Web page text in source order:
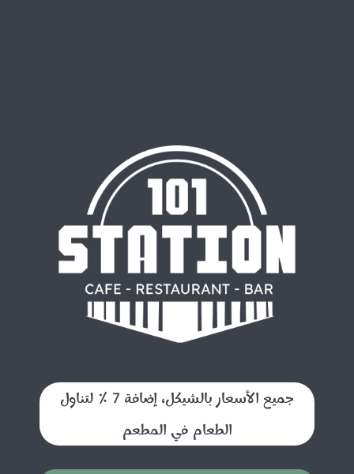
جميع الأسعار بالشيكل، إضافة 7 ٪ لتناول
الطعام في المطعم